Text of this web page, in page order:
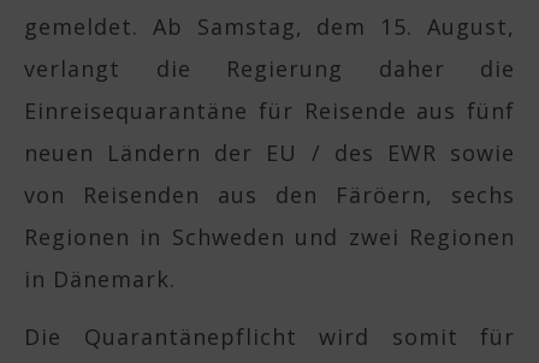
gemeldet. Ab Samstag, dem 15. August,
verlangt die Regierung daher die
Einreisequarantäne für Reisende aus fünf
neuen Ländern der EU / des EWR sowie
von Reisenden aus den Färöern, sechs
Regionen in Schweden und zwei Regionen
in Dänemark.
Die Quarantänepflicht wird somit für